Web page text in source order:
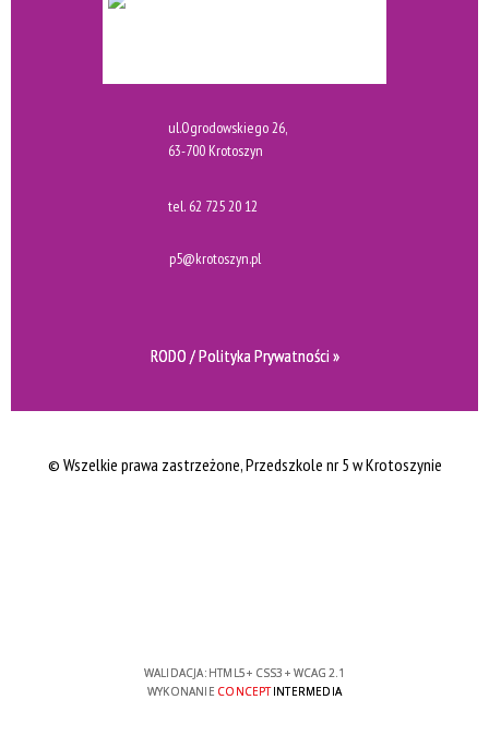
ul.Ogrodowskiego 26,
63-700 Krotoszyn
tel. 62 725 20 12
p5@krotoszyn.pl
RODO / Polityka Prywatności »
© Wszelkie prawa zastrzeżone, Przedszkole nr 5 w Krotoszynie
WALIDACJA: HTML5+ CSS3 + WCAG 2.1
WYKONANIE CONCEPTINTERMEDIA